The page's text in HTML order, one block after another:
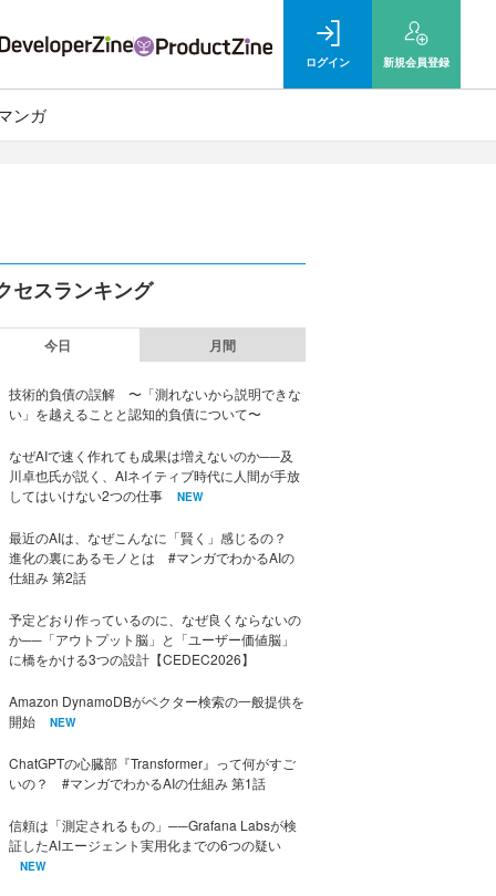
ログイン 新規会員登録
ンガ
セスランキング
今日 月間
技術的負債の誤解 〜「測れないから説明できな
い」を越えることと認知的負債について〜
なぜAIで速く作れても成果は増えないのか──及
川卓也氏が説く、AIネイティブ時代に人間が手放
してはいけない2つの仕事
NEW
最近のAIは、なぜこんなに「賢く」感じるの？
進化の裏にあるモノとは #マンガでわかるAIの
仕組み 第2話
予定どおり作っているのに、なぜ良くならないの
か──「アウトプット脳」と「ユーザー価値脳」
に橋をかける3つの設計【CEDEC2026】
Amazon DynamoDBがベクター検索の一般提供を
開始
NEW
ChatGPTの心臓部『Transformer』って何がすご
いの？ #マンガでわかるAIの仕組み 第1話
信頼は「測定されるもの」──Grafana Labsが検
証したAIエージェント実用化までの6つの疑い
NEW